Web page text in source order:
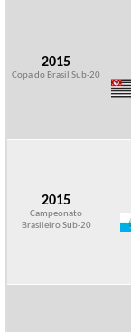
2015
Copa do Brasil Sub-20
2015
Campeonato
Brasileiro Sub-20